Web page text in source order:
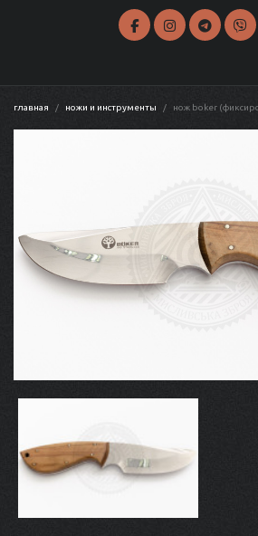
главная ножи и инструменты нож boker